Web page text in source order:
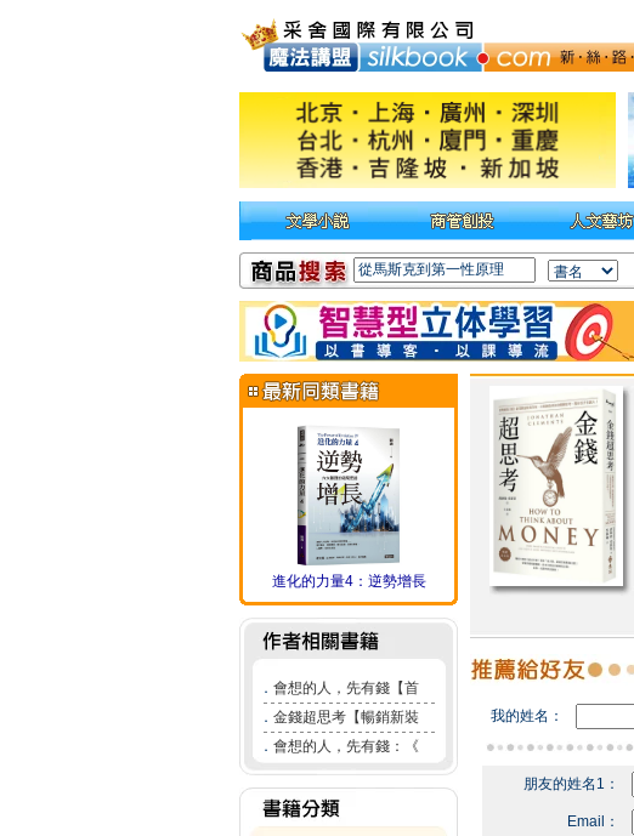
進化的力量4：逆勢增長
． 會想的人，先有錢【首
． 金錢超思考【暢銷新裝
． 會想的人，先有錢：《
我的姓名：
朋友的姓名1：
Email：